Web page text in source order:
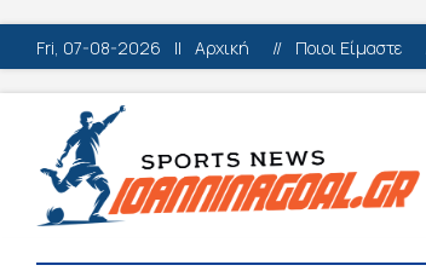
Fri, 07-08-2026 || Αρχική // Ποιοι Είμαστε